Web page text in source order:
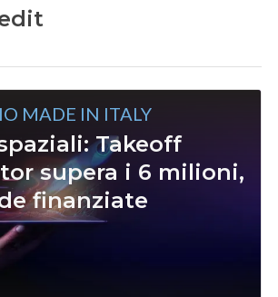
MADE IN ITALY
Takeoff
supera i 6 milioni,
finanziate